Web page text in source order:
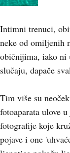
Intimni trenuci,
neke od omiljenih
običnijima, iako ni
slučaju, dapače
Tim više su
fotoaparata ulove
fotografije koje
pojave i one